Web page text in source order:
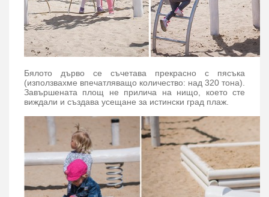
Бялото дърво се съчетава прекрасно с пясъка
(използвахме впечатляващо количество: над 320 тона).
Завършената площ не прилича на нищо, което сте
виждали и създава усещане за истински град плаж.